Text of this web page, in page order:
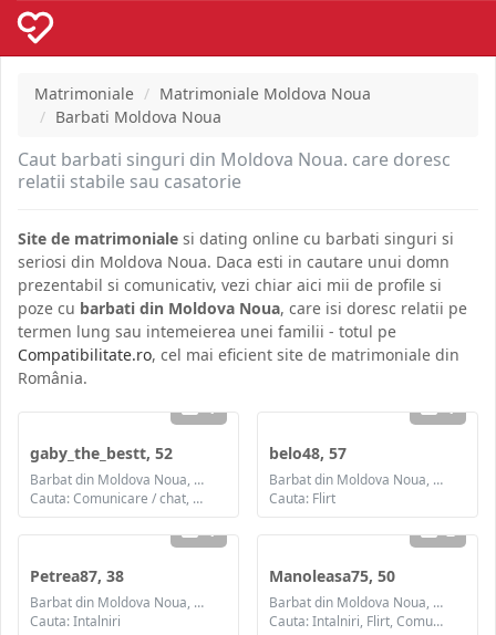
Matrimoniale
Matrimoniale Moldova Noua
Barbati Moldova Noua
Caut barbati singuri din Moldova Noua. care doresc
relatii stabile sau casatorie
Site de matrimoniale si dating online cu barbati singuri si
seriosi din Moldova Noua. Daca esti in cautare unui domn
prezentabil si comunicativ, vezi chiar aici mii de profile si
poze cu barbati din Moldova Noua, care isi doresc relatii pe
termen lung sau intemeierea unei familii - totul pe
Compatibilitate.ro, cel mai eficient site de matrimoniale din
România.
1
gaby_the_bestt, 52
Barbat din Moldova Noua, Caras-Severin
Cauta: Comunicare / chat, Prietenie
1
belo48, 57
Barbat din Moldova Noua, Caras-Severin
Cauta: Flirt
1
Petrea87, 38
Barbat din Moldova Noua, Caras-Severin
Cauta: Intalniri
2
Manoleasa75, 50
Barbat din Moldova Noua, Caras-Severin
Cauta: Intalniri, Flirt, Comunicare / chat, Prietenie, Casatorie